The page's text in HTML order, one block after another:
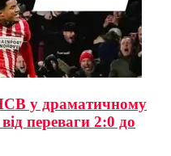
у драматичному
переваги 2:0 до